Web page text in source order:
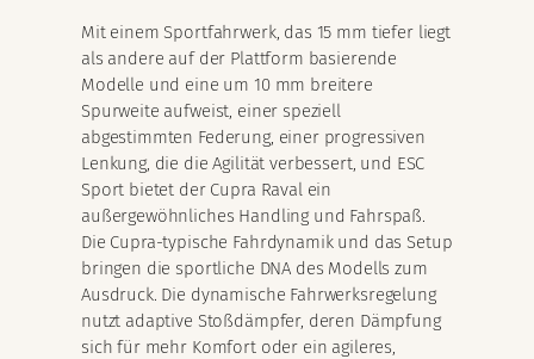
Mit einem Sportfahrwerk, das 15 mm tiefer liegt
als andere auf der Plattform basierende
Modelle und eine um 10 mm breitere
Spurweite aufweist, einer speziell
abgestimmten Federung, einer progressiven
Lenkung, die die Agilität verbessert, und ESC
Sport bietet der Cupra Raval ein
außergewöhnliches Handling und Fahrspaß.
Die Cupra-typische Fahrdynamik und das Setup
bringen die sportliche DNA des Modells zum
Ausdruck. Die dynamische Fahrwerksregelung
nutzt adaptive Stoßdämpfer, deren Dämpfung
sich für mehr Komfort oder ein agileres,